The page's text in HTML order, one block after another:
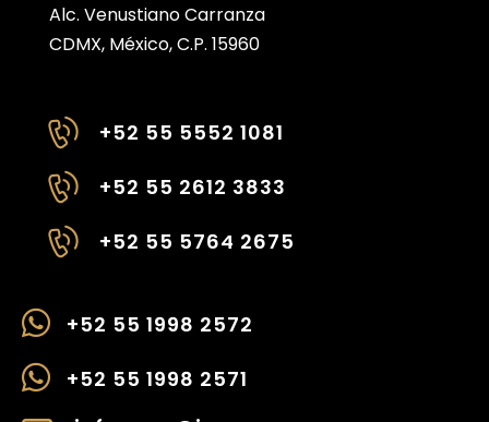
Alc. Venustiano Carranza
CDMX, México, C.P. 15960
+52 55 5552 1081
+52 55 2612 3833
+52 55 5764 2675
+52 55 1998 2572
+52 55 1998 2571